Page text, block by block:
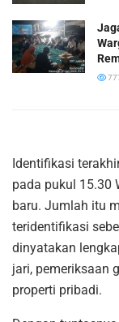
Identifikasi
pada pukul 15.30
baru. Jumlah itu
teridentifikasi
dinyatakan
jari, pemeriksaan
properti pribadi.